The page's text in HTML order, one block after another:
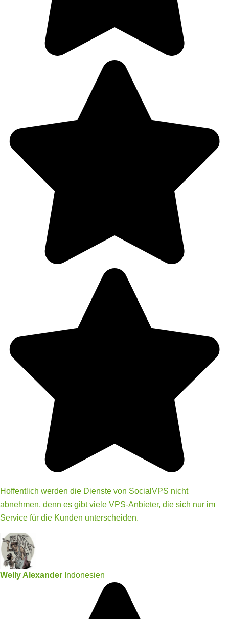
Hoffentlich werden die Dienste von SocialVPS nicht
abnehmen, denn es gibt viele VPS-Anbieter, die sich nur im
Service für die Kunden unterscheiden.
Welly Alexander Indonesien